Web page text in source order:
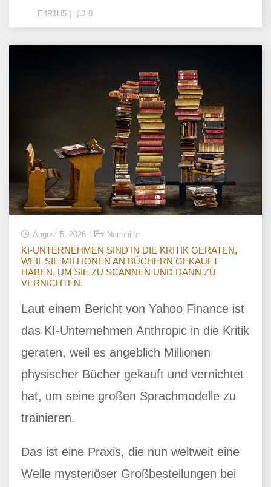
E4R1H5 0
August 5, 2026 Nachhilfe
KI-UNTERNEHMEN SIND IN DIE KRITIK GERATEN,
WEIL SIE MILLIONEN AN BÜCHERN GEKAUFT
HABEN, UM SIE ZU SCANNEN UND DANN ZU
VERNICHTEN.
Laut einem Bericht von Yahoo Finance ist
das KI-Unternehmen Anthropic in die Kritik
geraten, weil es angeblich Millionen
physischer Bücher gekauft und vernichtet
hat, um seine großen Sprachmodelle zu
trainieren.
Das ist eine Praxis, die nun weltweit eine
Welle mysteriöser Großbestellungen bei